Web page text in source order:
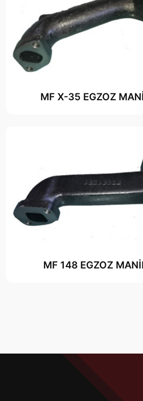
MF X-35 EGZOZ
MF 148 EGZOZ